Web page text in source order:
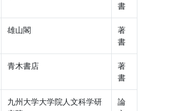
書
雄山閣
著
書
青木書店
著
書
九州大学大学院人文科学研
論